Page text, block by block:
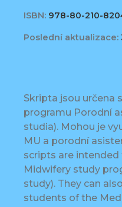
ISBN: 978-80-210-
Poslední aktualizace:
Skripta jsou určena
programu Porodní
studia). Mohou je
MU a porodní
scripts are
Midwifery study
study). They can
students of the